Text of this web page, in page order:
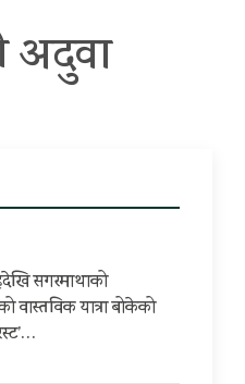
अदुवा
सगरमाथाको
वास्तविक यात्रा बोकेको